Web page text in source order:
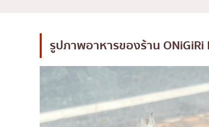
ของทอดเสียบไม้
หม้อไฟญี่ปุ่น
ของย่างเสียบไม้
ร้านอาหารญี่ปุ่น
ทาโกะยากิ
รูปภาพอาหารของร้าน ONiGiRi